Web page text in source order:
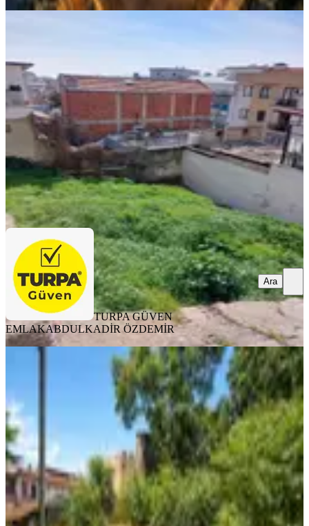
Konak, Aziziye Mahallesi
113 m²·26.106/m²·26.06.2026
2.950.000 ₺3.100.000 ₺
TURPA GÜVEN EMLAKABDULKADİR ÖZDEMİR
Ara
TURPA GÜVEN
EMLAKABDULKADİR ÖZDEMİR
Ara
YOLA YAKIN
Msg'den Basmane Konak Katlı
Otopark Yakını Turizm İmarlı Arsa
Konak, Hurşidiye Mahallesi
·Parselli, Yolu Açılmış·47.749/m² ·
14.850.000 ₺